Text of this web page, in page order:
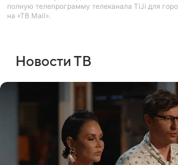
полную телепрограмму телеканала TiJi для
на «ТВ Mail».
Новости ТВ